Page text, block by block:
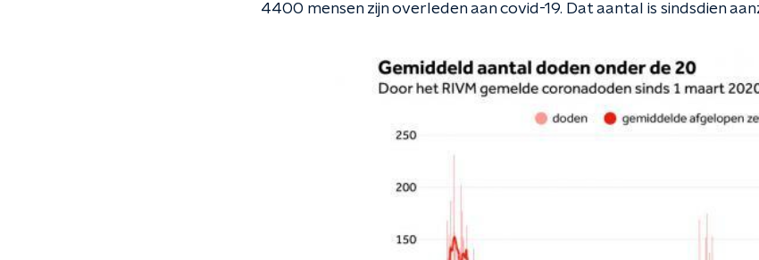
4400 mensen zijn overleden aan covid-19. Dat aantal is sindsdien